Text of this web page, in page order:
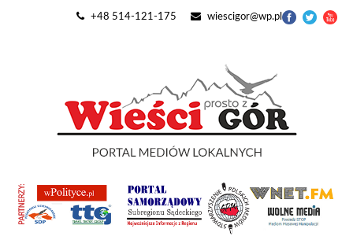
+48 514-121-175 wiescigor@wp.pl